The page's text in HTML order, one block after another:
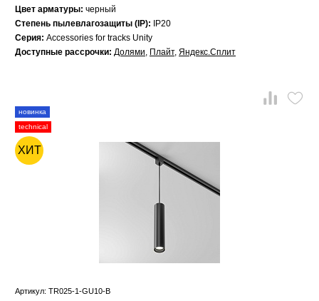
Цвет арматуры: черный
Степень пылевлагозащиты (IP):
IP20
Серия: Accessories for tracks Unity
Доступные рассрочки: Долями, Плайт, Яндекс.Сплит
новинка
technical
ХИТ
Артикул: TR025-1-GU10-B